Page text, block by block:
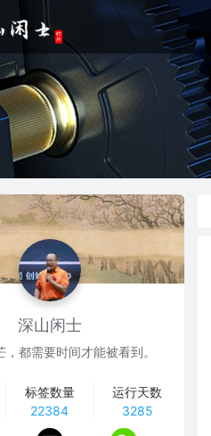
深山闲士
，都需要时间才能被看到。
标签数量
22384
运行天数
3285